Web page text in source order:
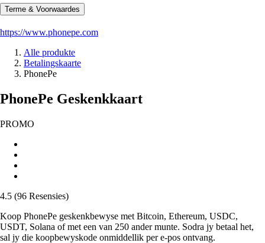
Terme & Voorwaardes
https://www.phonepe.com
Alle produkte
Betalingskaarte
PhonePe
PhonePe Geskenkkaart
PROMO
4.5 (96 Resensies)
Koop PhonePe geskenkbewyse met Bitcoin, Ethereum, USDC,
USDT, Solana of met een van 250 ander munte. Sodra jy betaal het,
sal jy die koopbewyskode onmiddellik per e-pos ontvang.